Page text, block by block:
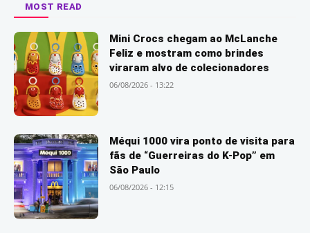
MOST READ
Mini Crocs chegam ao McLanche
Feliz e mostram como brindes
viraram alvo de colecionadores
06/08/2026 - 13:22
Méqui 1000 vira ponto de visita para
fãs de “Guerreiras do K-Pop” em
São Paulo
06/08/2026 - 12:15